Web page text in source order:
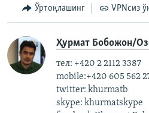
Ўртоқлашинг VPNсиз
Ҳурмат Бобожон/
тел: +420 2 2112 3387
mobile:+420 605 562
twitter: khurmatb
skype: khurmatskype